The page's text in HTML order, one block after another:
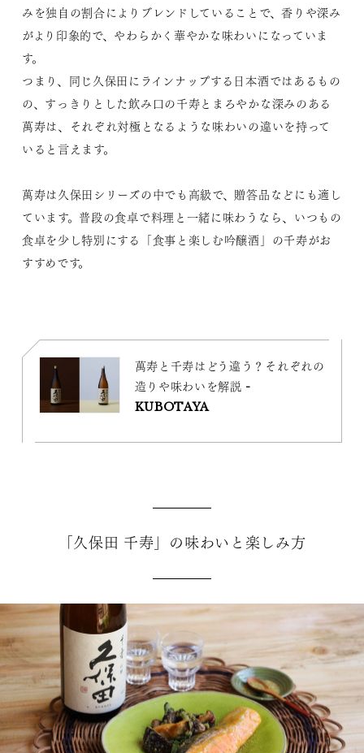
みを独自の割合によりブレンドしていることで、香りや深み
がより印象的で、やわらかく華やかな味わいになっていま
す。
つまり、同じ久保田にラインナップする日本酒ではあるもの
の、すっきりとした飲み口の千寿とまろやかな深みのある
萬寿は、それぞれ対極となるような味わいの違いを持って
いると言えます。
萬寿は久保田シリーズの中でも高級で、贈答品などにも適し
ています。普段の食卓で料理と一緒に味わうなら、いつもの
食卓を少し特別にする「食事と楽しむ吟醸酒」の千寿がお
すすめです。
萬寿と千寿はどう違う？それぞれの
造りや味わいを解説 -
KUBOTAYA
「久保田 千寿」の味わいと楽しみ方